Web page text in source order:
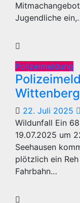
Jugendliche
Polizeimeldung
22. Juli 2025
Wildunfall Ein
19.07.2025 um
Seehausen
plötzlich ein
Fahrbahn…